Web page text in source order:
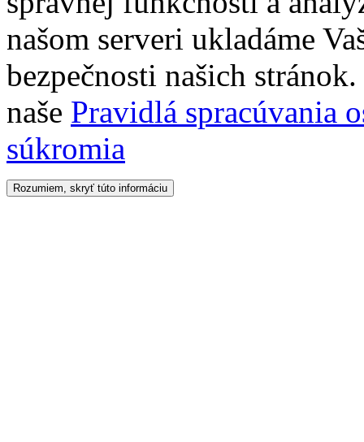
našom serveri ukladáme
bezpečnosti našich
naše Pravidlá spracúvania
súkromia
Rozumiem, skryť túto informáciu